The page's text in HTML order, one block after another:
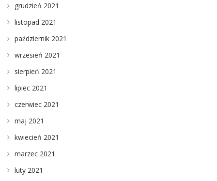
grudzień 2021
listopad 2021
październik 2021
wrzesień 2021
sierpień 2021
lipiec 2021
czerwiec 2021
maj 2021
kwiecień 2021
marzec 2021
luty 2021